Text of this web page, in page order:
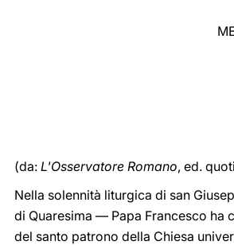
(da: L'Osservatore Romano, ed.
Nella solennità liturgica di san
di Quaresima — Papa Francesco ha
del santo patrono della Chiesa